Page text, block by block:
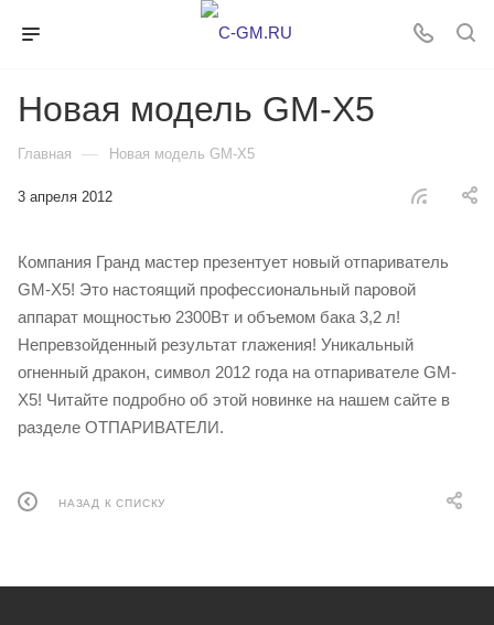
Новая модель GM-X5
Главная — Новая модель GM-X5
3 апреля 2012
Компания Гранд мастер презентует новый отпариватель
GM-X5! Это настоящий профессиональный паровой
аппарат мощностью 2300Вт и объемом бака 3,2 л!
Непревзойденный результат глажения! Уникальный
огненный дракон, символ 2012 года на отпаривателе GM-
X5! Читайте подробно об этой новинке на нашем сайте в
разделе ОТПАРИВАТЕЛИ.
НАЗАД К СПИСКУ